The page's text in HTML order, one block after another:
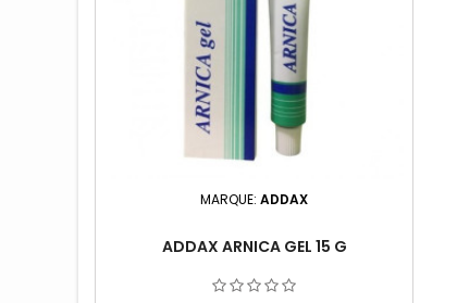
MARQUE:ADDAX
ADDAX ARNICA GEL 15 G